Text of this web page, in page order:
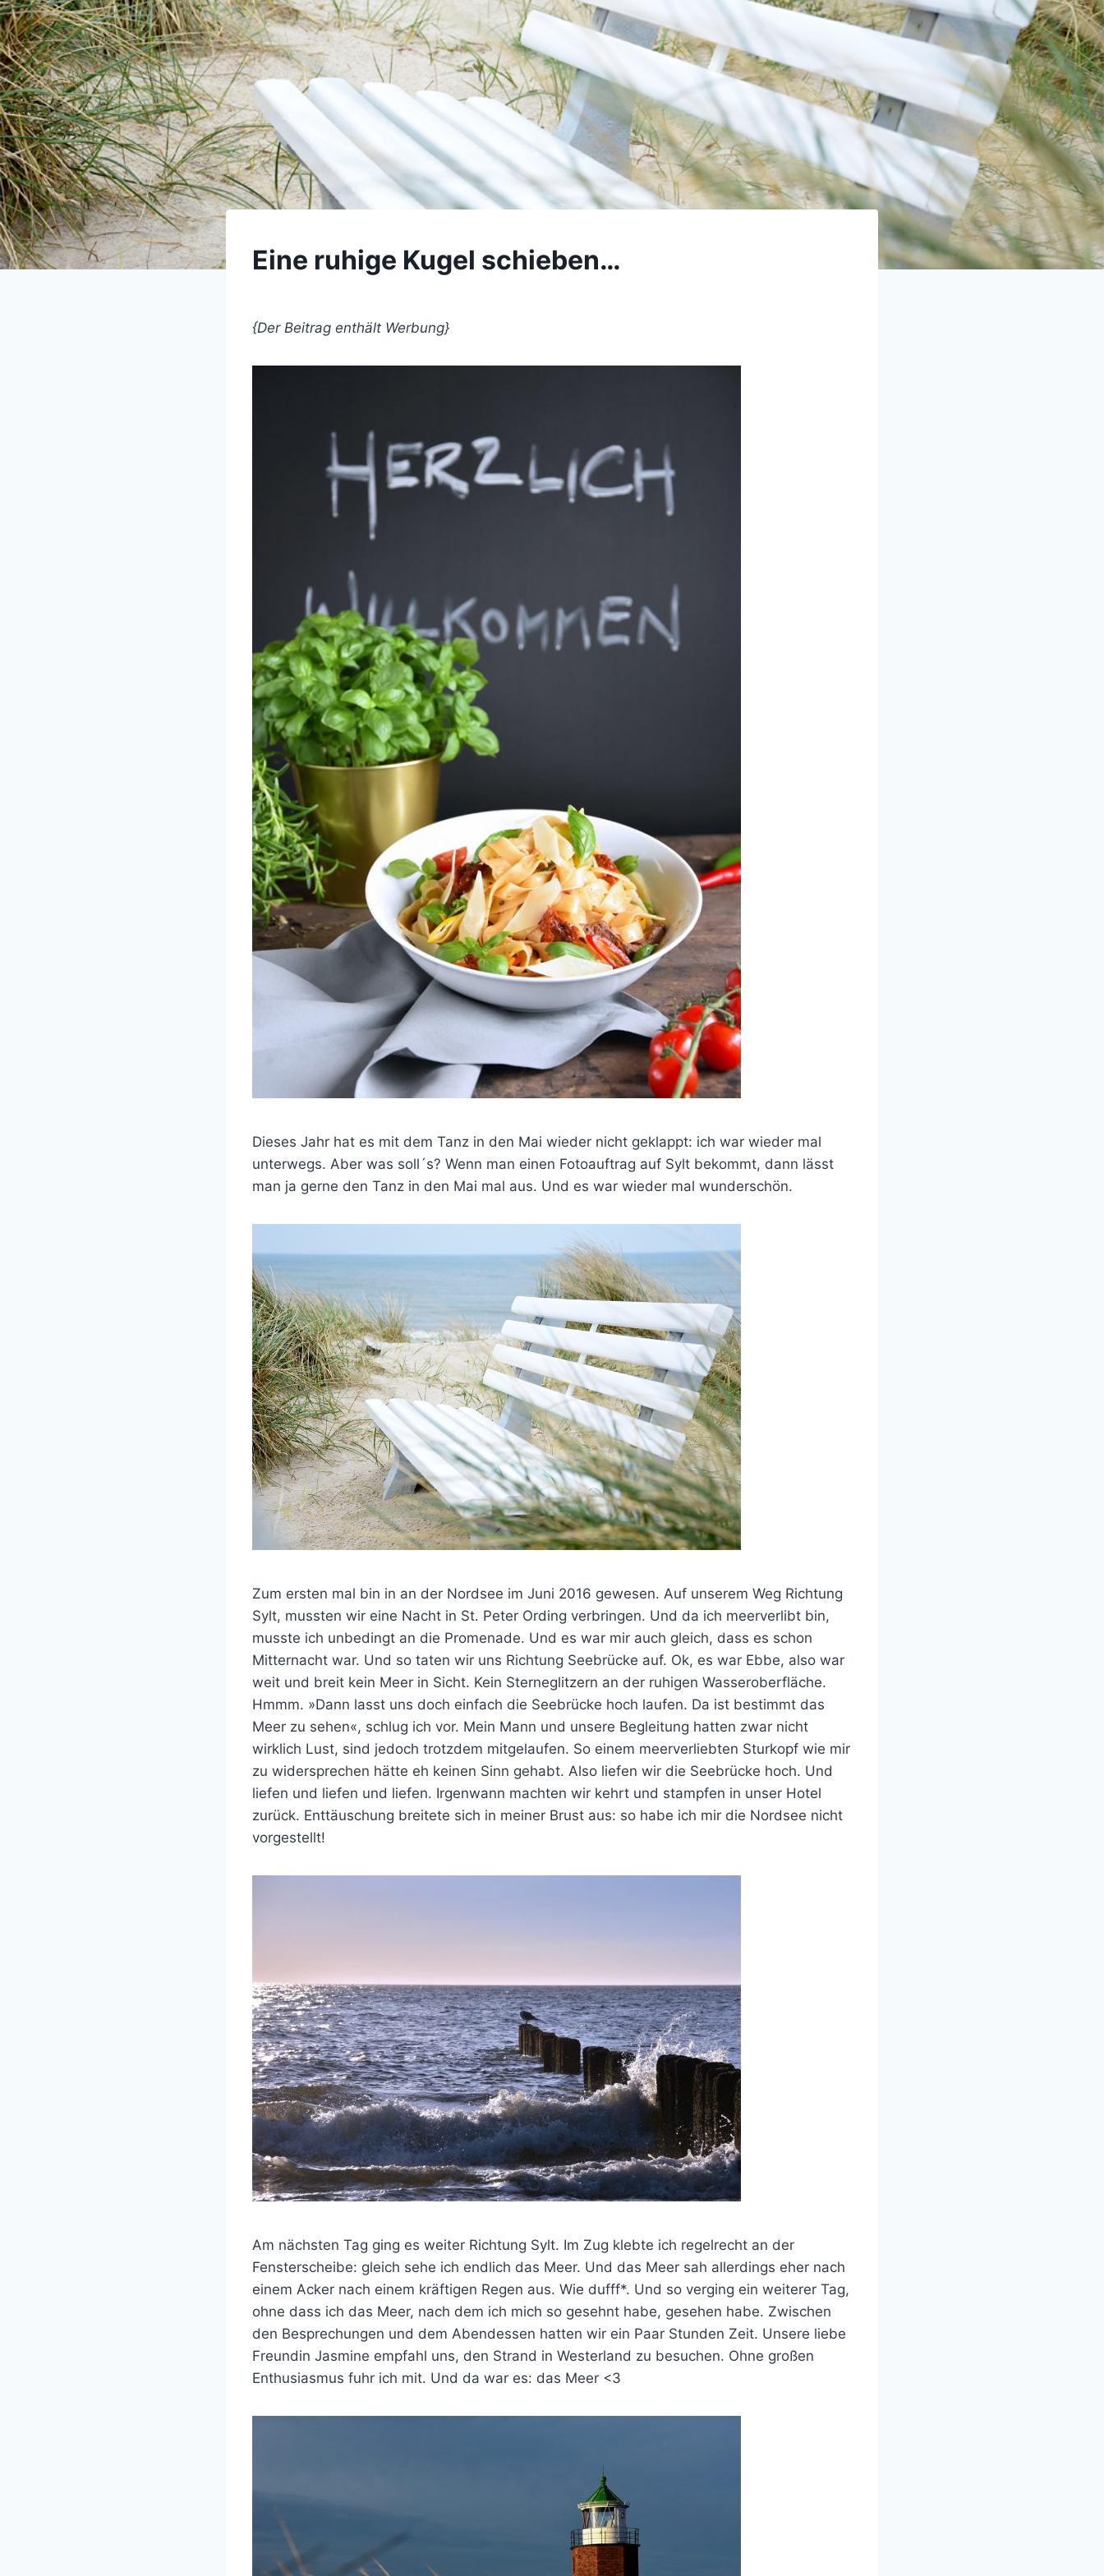
KALEIDOSKOP
Eine ruhige Kugel schieben…
{Der Beitrag enthält Werbung}
Dieses Jahr hat es mit dem Tanz in den Mai wieder nicht geklappt: ich war wieder mal
unterwegs. Aber was soll´s? Wenn man einen Fotoauftrag auf Sylt bekommt, dann lässt
man ja gerne den Tanz in den Mai mal aus. Und es war wieder mal wunderschön.
Zum ersten mal bin in an der Nordsee im Juni 2016 gewesen. Auf unserem Weg Richtung
Sylt, mussten wir eine Nacht in St. Peter Ording verbringen. Und da ich meerverlibt bin,
musste ich unbedingt an die Promenade. Und es war mir auch gleich, dass es schon
Mitternacht war. Und so taten wir uns Richtung Seebrücke auf. Ok, es war Ebbe, also war
weit und breit kein Meer in Sicht. Kein Sterneglitzern an der ruhigen Wasseroberfläche.
Hmmm. »Dann lasst uns doch einfach die Seebrücke hoch laufen. Da ist bestimmt das
Meer zu sehen«, schlug ich vor. Mein Mann und unsere Begleitung hatten zwar nicht
wirklich Lust, sind jedoch trotzdem mitgelaufen. So einem meerverliebten Sturkopf wie mir
zu widersprechen hätte eh keinen Sinn gehabt. Also liefen wir die Seebrücke hoch. Und
liefen und liefen und liefen. Irgenwann machten wir kehrt und stampfen in unser Hotel
zurück. Enttäuschung breitete sich in meiner Brust aus: so habe ich mir die Nordsee nicht
vorgestellt!
Am nächsten Tag ging es weiter Richtung Sylt. Im Zug klebte ich regelrecht an der
Fensterscheibe: gleich sehe ich endlich das Meer. Und das Meer sah allerdings eher nach
einem Acker nach einem kräftigen Regen aus. Wie dufff*. Und so verging ein weiterer Tag,
ohne dass ich das Meer, nach dem ich mich so gesehnt habe, gesehen habe. Zwischen
den Besprechungen und dem Abendessen hatten wir ein Paar Stunden Zeit. Unsere liebe
Freundin Jasmine empfahl uns, den Strand in Westerland zu besuchen. Ohne großen
Enthusiasmus fuhr ich mit. Und da war es: das Meer <3